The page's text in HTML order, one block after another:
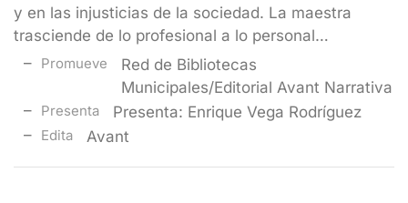
y en las injusticias de la sociedad. La maestra
trasciende de lo profesional a lo personal…
Promueve
Red de Bibliotecas
Municipales/Editorial Avant Narrativa
Presenta Presenta: Enrique Vega Rodríguez
Edita Avant